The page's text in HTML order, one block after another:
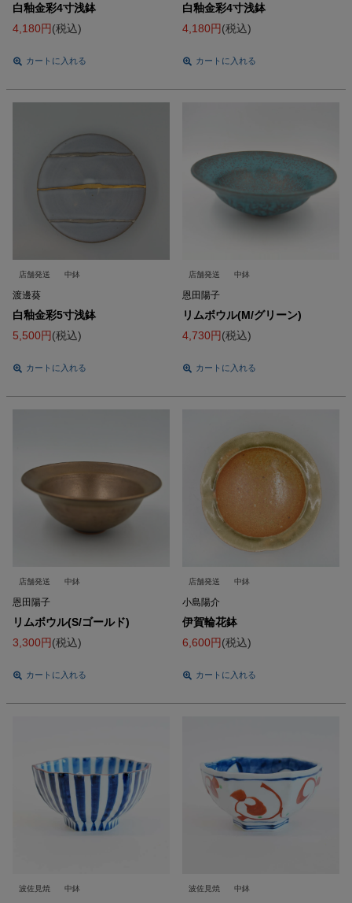
白釉金彩4寸浅鉢
4,180
税込
カートに入れる
白釉金彩4寸浅鉢
4,180
税込
カートに入れる
店舗発送 中鉢
渡邊葵
白釉金彩5寸浅鉢
5,500
税込
カートに入れる
店舗発送 中鉢
恩田陽子
リムボウル(M/グリーン)
4,730
税込
カートに入れる
店舗発送 中鉢
恩田陽子
リムボウル(S/ゴールド)
3,300
税込
カートに入れる
店舗発送 中鉢
小島陽介
伊賀輪花鉢
6,600
税込
カートに入れる
波佐見焼 中鉢 波佐見焼 中鉢